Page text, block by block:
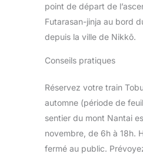
point de départ de
Futarasan-jinja au bord
depuis la ville de Nikkō.
Conseils pratiques
Réservez votre train
automne (période de
sentier du mont Nantai
novembre, de 6h à 18h.
fermé au public.